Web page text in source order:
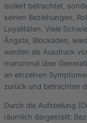
isoliert betrachtet,
seinen Beziehungen,
Loyalitäten. Viele
Ängste, Blockaden,
werden als Ausdruck
manchmal über
an einzelnen
zurück und betrachten
Durch die Aufstellung
räumlich dargestellt: